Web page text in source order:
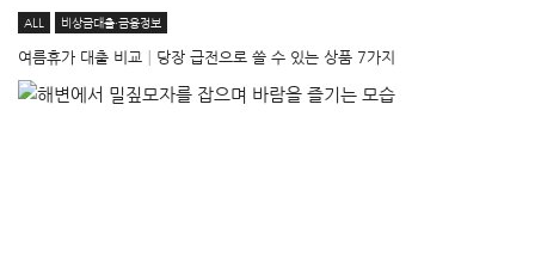
ALL 비상금대출·금융정보
여름휴가 대출 비교│당장 급전으로 쓸 수 있는 상품 7가지